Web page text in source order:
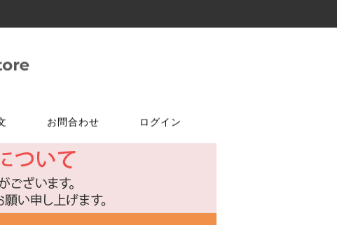
ハケ
ロア
特選商品
アルコールチェッカー
ご注文はこちら
お問合わせ
問合せは
友達追加
ログイン